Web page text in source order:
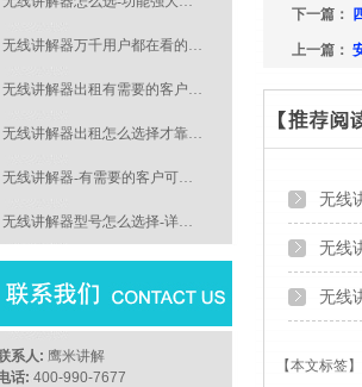
无线讲解器万千用户都在看的…
无线讲解器出租有需要的客户…
无线讲解器出租怎么选择才靠…
无线讲解器-有需要的客户可…
无线讲解器型号怎么选择-详…
系人: 鹰米讲解
话: 400-990-7677
下一篇：
上一篇：
无线
无线
无线
【本文标签】